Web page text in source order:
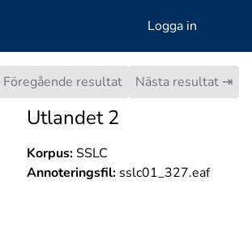
Logga in
resultat Nästa resultat ⇥
Utlandet 2
Korpus:SSLC
Annoteringsfil:sslc01_327.eaf